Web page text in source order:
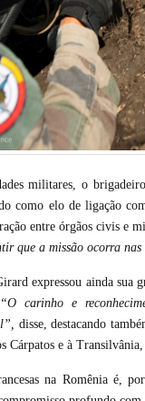
militares, o
como elo de ligação
entre órgãos civis e
que a missão ocorra nas
expressou ainda sua
“O carinho e
disse, destacando
Cárpatos e à
na Romênia é,